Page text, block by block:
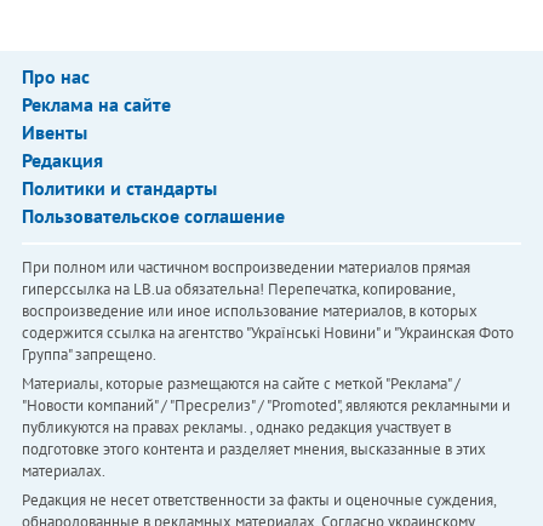
Про нас
Реклама на сайте
Ивенты
Редакция
Политики и стандарты
Пользовательское соглашение
При полном или частичном воспроизведении материалов прямая
гиперссылка на LB.ua обязательна! Перепечатка, копирование,
воспроизведение или иное использование материалов, в которых
содержится ссылка на агентство "Українськi Новини" и "Украинская Фото
Группа" запрещено.
Материалы, которые размещаются на сайте с меткой "Реклама" /
"Новости компаний" / "Пресрелиз" / "Promoted", являются рекламными и
публикуются на правах рекламы. , однако редакция участвует в
подготовке этого контента и разделяет мнения, высказанные в этих
материалах.
Редакция не несет ответственности за факты и оценочные суждения,